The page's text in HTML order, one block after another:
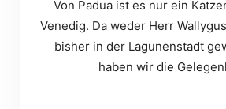
Von Padua ist es nur ein
Venedig. Da weder Herr
bisher in der Lagunenstadt
haben wir die